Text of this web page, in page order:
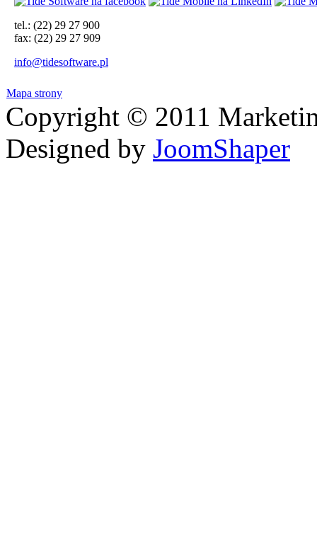
tel.: (22) 29 27 900
fax: (22) 29 27 909
info@tidesoftware.pl
Mapa strony
Copyright © 2011
Designed by JoomShaper